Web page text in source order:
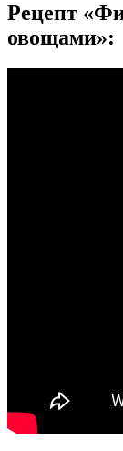
Рецепт
овощами»: